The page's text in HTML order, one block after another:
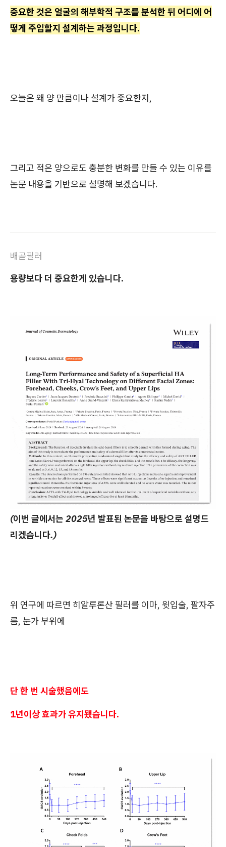
중요한 것은 얼굴의 해부학적 구조를 분석한 뒤 어디에 어
떻게 주입할지 설계하는 과정입니다.
오늘은 왜 양 만큼이나 설계가 중요한지,
그리고 적은 양으로도 충분한 변화를 만들 수 있는 이유를
논문 내용을 기반으로 설명해 보겠습니다.
배곧필러
용량보다 더 중요한게 있습니다.
(이번 글에서는 2025년 발표된 논문을 바탕으로 설명드
리겠습니다.)
위 연구에 따르면 히알루론산 필러를 이마, 윗입술, 팔자주
름, 눈가 부위에
단 한 번 시술했음에도
1년이상 효과가 유지됐습니다.